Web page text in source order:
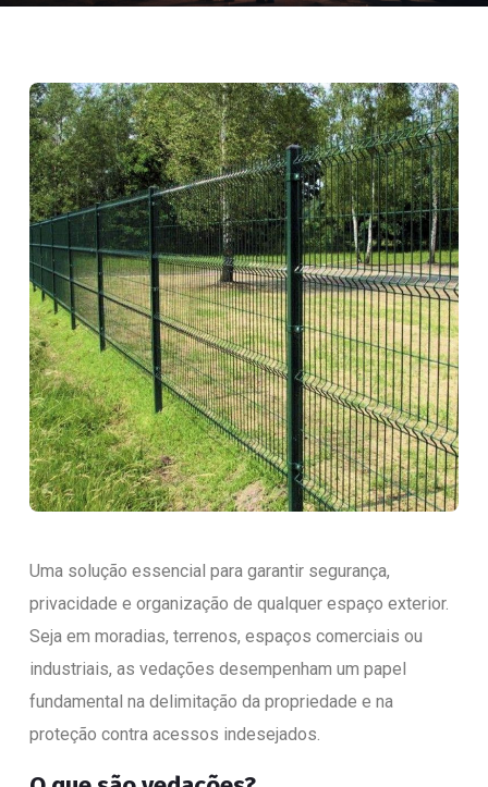
Uma solução essencial para garantir segurança,
privacidade e organização de qualquer espaço exterior.
Seja em moradias, terrenos, espaços comerciais ou
industriais, as vedações desempenham um papel
fundamental na delimitação da propriedade e na
proteção contra acessos indesejados.